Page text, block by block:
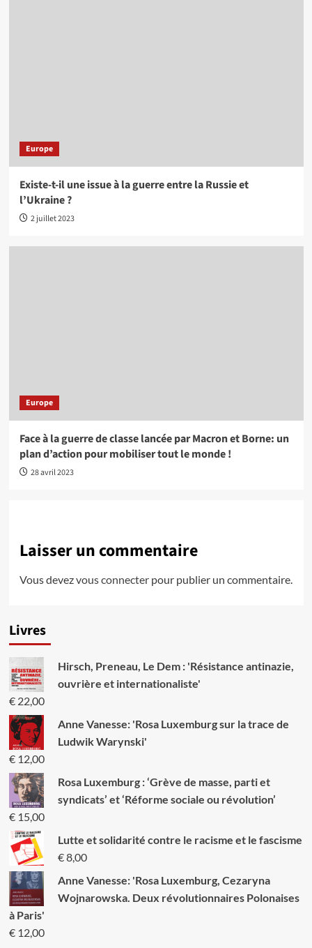
Europe
Existe-t-il une issue à la guerre entre la Russie et
l’Ukraine ?
2 juillet 2023
Europe
Face à la guerre de classe lancée par Macron et Borne: un
plan d’action pour mobiliser tout le monde !
28 avril 2023
Laisser un commentaire
Vous devezvous connecterpour publier un commentaire.
Livres
Hirsch, Preneau, Le Dem : 'Résistance antinazie,
ouvrière et internationaliste'
€22,00
Anne Vanesse: 'Rosa Luxemburg sur la trace de
Ludwik Warynski'
€12,00
Rosa Luxemburg : ‘Grève de masse, parti et
syndicats’ et ‘Réforme sociale ou révolution’
€15,00
Lutte et solidarité contre le racisme et le fascisme
€8,00
Anne Vanesse: 'Rosa Luxemburg, Cezaryna
Wojnarowska. Deux révolutionnaires Polonaises
à Paris'
€12,00